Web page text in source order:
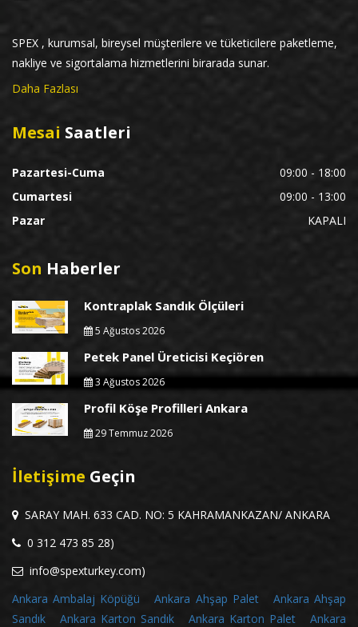
SPEX , kurumsal, bireysel müşterilere ve tüketicilere paketleme,
nakliye ve sigortalama hizmetlerini birarada sunar.
Daha Fazlası
Mesai Saatleri
Pazartesi-Cuma
09:00 - 18:00
Cumartesi
09:00 - 13:00
Pazar
KAPALI
Son Haberler
Kontraplak Sandık Ölçüleri
5 Ağustos 2026
Petek Panel Üreticisi Keçiören
3 Ağustos 2026
Profil Köşe Profilleri Ankara
29 Temmuz 2026
İletişime Geçin
SARAY MAH. 633 CAD. NO: 5 KAHRAMANKAZAN/ ANKARA
0 312 473 85 28)
info@spexturkey.com)
Ankara Ambalaj Köpüğü
Ankara Ahşap Palet
Ankara Ahşap
Sandık
Ankara Karton Sandık Ankara Karton Palet
Ankara